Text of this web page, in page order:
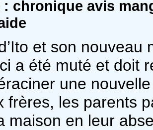
: chronique avis
et son nouveau
a été muté et doit
une
frères, les parents
maison en leur